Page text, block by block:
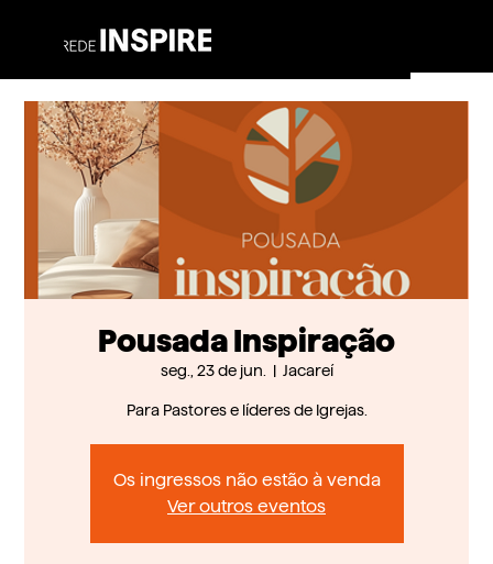
Pousada Inspiração
seg., 23 de jun.
  |
Jacareí
Para Pastores e líderes de Igrejas.
Os ingressos não estão à venda
Ver outros eventos